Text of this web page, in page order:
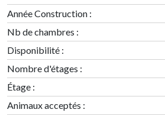
Année Construction :
Nb de chambres :
Disponibilité :
Nombre d'étages :
Étage :
Animaux acceptés :